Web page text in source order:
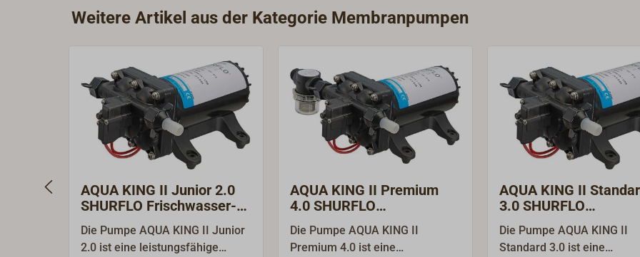
Durchlass geöffnet- beide
Durchlässe geschlossenErhältlich
Weitere Artikel aus der Kategorie Membranpumpen
AQUA KING II Junior 2.0
SHURFLO Frischwasser-
Pumpe
Die Pumpe AQUA KING II Junior
2.0 ist eine leistungsfähige
AQUA KING II Premium
4.0 SHURFLO
Frischwasser-Pumpe
Die Pumpe AQUA KING II
Premium 4.0 ist eine
AQUA KING II
3.0 SHURFLO
Frischwasserpumpe
Die Pumpe AQUA KING II
Standard 3.0 ist eine